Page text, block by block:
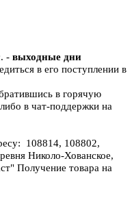
- выходные дни
в его поступлении в
в горячую
в чат-поддержки на
108814, 108802,
Николо-Хованское,
Получение товара на